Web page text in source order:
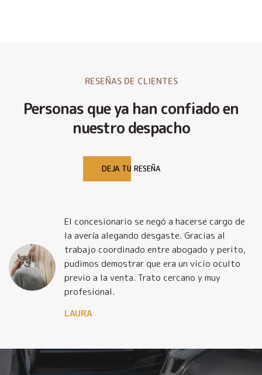
RESEÑAS DE CLIENTES
Personas que ya han confiado en
nuestro despacho
DEJA TU RESEÑA
El concesionario se negó a hacerse cargo de
la avería alegando desgaste. Gracias al
trabajo coordinado entre abogado y perito,
pudimos demostrar que era un vicio oculto
previo a la venta. Trato cercano y muy
profesional.
LAURA